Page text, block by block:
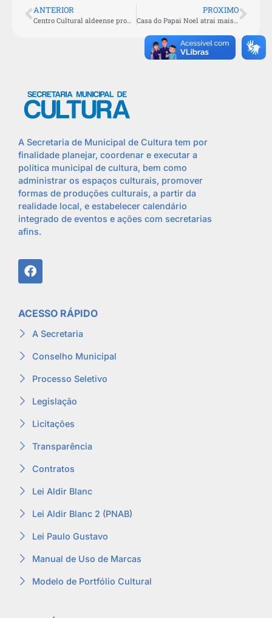
ANTERIOR PROXIMO
A Secretaria de Municipal de Cultura tem por
finalidade planejar, coordenar e executar a
política municipal de cultura, bem como
administrar os espaços culturais, promover
formas de produções culturais, a partir da
realidade local, e estabelecer calendário
integrado de eventos e ações com secretarias
afins.
ACESSO RÁPIDO
A Secretaria
Conselho Municipal
Processo Seletivo
Legislação
Licitações
Transparência
Contratos
Lei Aldir Blanc
Lei Aldir Blanc 2 (PNAB)
Lei Paulo Gustavo
Manual de Uso de Marcas
Modelo de Portfólio Cultural